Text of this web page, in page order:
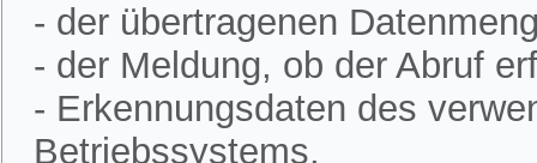
- der übertragenen
- der Meldung, ob der Abruf
- Erkennungsdaten des
Betriebssystems,